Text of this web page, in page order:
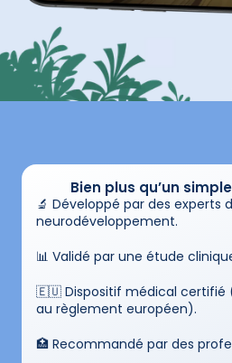
Bien plus qu’un
🔬 Développé par des experts
neurodéveloppement.
📊 Validé par une étude
🇪🇺 Dispositif médical certifié
au règlement européen).
🏥 Recommandé par des